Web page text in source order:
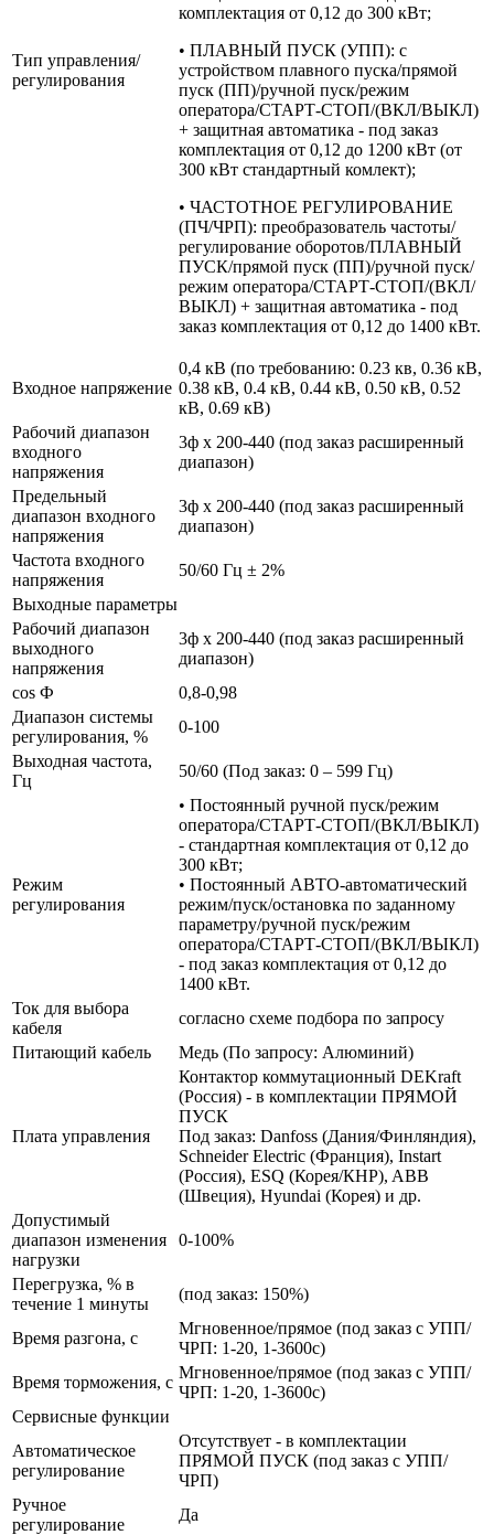
Тип управления/
регулирования
комплектация от 0,12 до 300 кВт;
• ПЛАВНЫЙ ПУСК (УПП): с
устройством плавного пуска/прямой
пуск (ПП)/ручной пуск/режим
оператора/СТАРТ-СТОП/(ВКЛ/ВЫКЛ)
+ защитная автоматика - под заказ
комплектация от 0,12 до 1200 кВт (от
300 кВт стандартный комлект);
• ЧАСТОТНОЕ РЕГУЛИРОВАНИЕ
(ПЧ/ЧРП): преобразователь частоты/
регулирование оборотов/ПЛАВНЫЙ
ПУСК/прямой пуск (ПП)/ручной пуск/
режим оператора/СТАРТ-СТОП/(ВКЛ/
ВЫКЛ) + защитная автоматика - под
заказ комплектация от 0,12 до 1400 кВт.
Входное напряжение
0,4 кВ (по требованию: 0.23 кв, 0.36 кВ,
0.38 кВ, 0.4 кВ, 0.44 кВ, 0.50 кВ, 0.52
кВ, 0.69 кВ)
Рабочий диапазон
входного
напряжения
3ф х 200-440 (под заказ расширенный
диапазон)
Предельный
диапазон входного
напряжения
3ф х 200-440 (под заказ расширенный
диапазон)
Частота входного
напряжения
50/60 Гц ± 2%
Выходные параметры
Рабочий диапазон
выходного
напряжения
3ф х 200-440 (под заказ расширенный
диапазон)
cos Ф
0,8-0,98
Диапазон системы
регулирования, %
0-100
Выходная частота,
Гц
50/60 (Под заказ: 0 – 599 Гц)
Режим
регулирования
• Постоянный ручной пуск/режим
оператора/СТАРТ-СТОП/(ВКЛ/ВЫКЛ)
- стандартная комплектация от 0,12 до
300 кВт;
• Постоянный АВТО-автоматический
режим/пуск/остановка по заданному
параметру/ручной пуск/режим
оператора/СТАРТ-СТОП/(ВКЛ/ВЫКЛ)
- под заказ комплектация от 0,12 до
1400 кВт.
Ток для выбора
кабеля
согласно схеме подбора по запросу
Питающий кабель
Медь (По запросу: Алюминий)
Плата управления
Контактор коммутационный DEKraft
(Россия) - в комплектации ПРЯМОЙ
ПУСК
Под заказ: Danfoss (Дания/Финляндия),
Schneider Electric (Франция), Instart
(Россия), ESQ (Корея/КНР), ABB
(Швеция), Hyundai (Корея) и др.
Допустимый
диапазон изменения
нагрузки
0-100%
Перегрузка, % в
течение 1 минуты
(под заказ: 150%)
Время разгона, с
Мгновенное/прямое (под заказ с УПП/
ЧРП: 1-20, 1-3600с)
Время торможения, с
Мгновенное/прямое (под заказ с УПП/
ЧРП: 1-20, 1-3600с)
Сервисные функции
Автоматическое
регулирование
Отсутствует - в комплектации
ПРЯМОЙ ПУСК (под заказ с УПП/
ЧРП)
Ручное
регулирование
Да